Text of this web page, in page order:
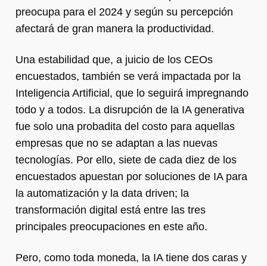
preocupa para el 2024 y según su percepción
afectará de gran manera la productividad.
Una estabilidad que, a juicio de los CEOs
encuestados, también se verá impactada por la
Inteligencia Artificial, que lo seguirá impregnando
todo y a todos. La disrupción de la IA generativa
fue solo una probadita del costo para aquellas
empresas que no se adaptan a las nuevas
tecnologías. Por ello, siete de cada diez de los
encuestados apuestan por soluciones de IA para
la automatización y la data driven; la
transformación digital está entre las tres
principales preocupaciones en este año.
Pero, como toda moneda, la IA tiene dos caras y